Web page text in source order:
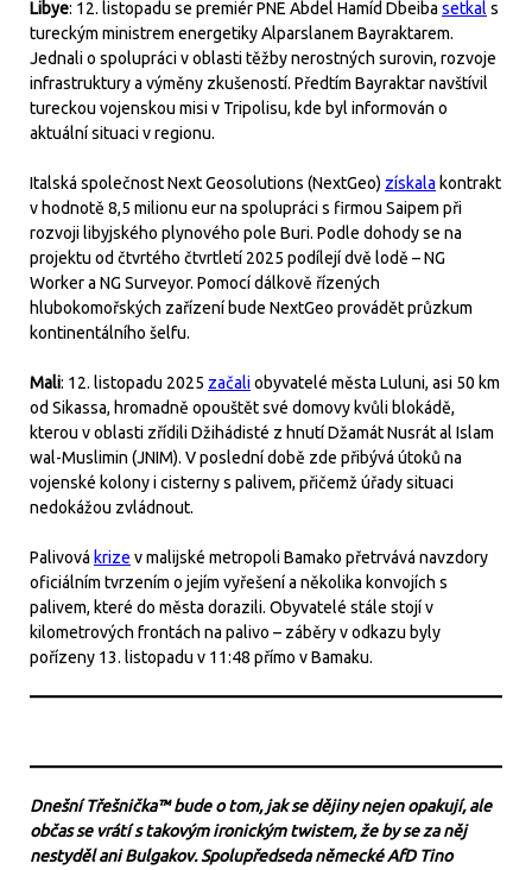
Libye: 12. listopadu se premiér PNE Abdel Hamíd Dbeiba setkal s
tureckým ministrem energetiky Alparslanem Bayraktarem.
Jednali o spolupráci v oblasti těžby nerostných surovin, rozvoje
infrastruktury a výměny zkušeností. Předtím Bayraktar navštívil
tureckou vojenskou misi v Tripolisu, kde byl informován o
aktuální situaci v regionu.
Italská společnost Next Geosolutions (NextGeo) získala kontrakt
v hodnotě 8,5 milionu eur na spolupráci s firmou Saipem při
rozvoji libyjského plynového pole Buri. Podle dohody se na
projektu od čtvrtého čtvrtletí 2025 podílejí dvě lodě – NG
Worker a NG Surveyor. Pomocí dálkově řízených
hlubokomořských zařízení bude NextGeo provádět průzkum
kontinentálního šelfu.
Mali: 12. listopadu 2025 začaliobyvatelé města Luluni, asi 50 km
od Sikassa, hromadně opouštět své domovy kvůli blokádě,
kterou v oblasti zřídili Džihádisté z hnutí Džamát Nusrát al Islam
wal-Muslimin (JNIM). V poslední době zde přibývá útoků na
vojenské kolony i cisterny s palivem, přičemž úřady situaci
nedokážou zvládnout.
Palivová krize v malijské metropoli Bamako přetrvává navzdory
oficiálním tvrzením o jejím vyřešení a několika konvojích s
palivem, které do města dorazili. Obyvatelé stále stojí v
kilometrových frontách na palivo – záběry v odkazu byly
pořízeny 13. listopadu v 11:48 přímo v Bamaku.
Dnešní Třešnička™ bude o tom, jak se dějiny nejen opakují, ale
občas se vrátí s takovým ironickým twistem, že by se za něj
nestyděl ani Bulgakov. Spolupředseda německé AfD Tino